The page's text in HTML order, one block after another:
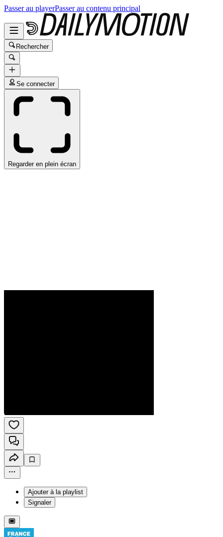
Passer au playerPasser au contenu principal
Rechercher
Se connecter
Regarder en plein écran
Ajouter à la playlist
Signaler